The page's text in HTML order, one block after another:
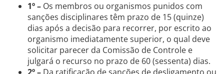
1º – Os membros ou organismos punidos com
sanções disciplinares têm prazo de 15 (quinze)
dias após a decisão para recorrer, por escrito ao
organismo imediatamente superior, o qual deve
solicitar parecer da Comissão de Controle e
julgará o recurso no prazo de 60 (sessenta) dias.